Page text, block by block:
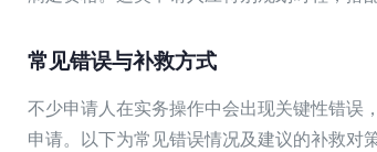
常见错误与补救方式
不少申请人在实务操作中会出现关键性错误
申请。以下为常见错误情况及建议的补救对